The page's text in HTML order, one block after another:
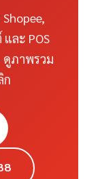
ละ POS
ดูภาพรวม
ก